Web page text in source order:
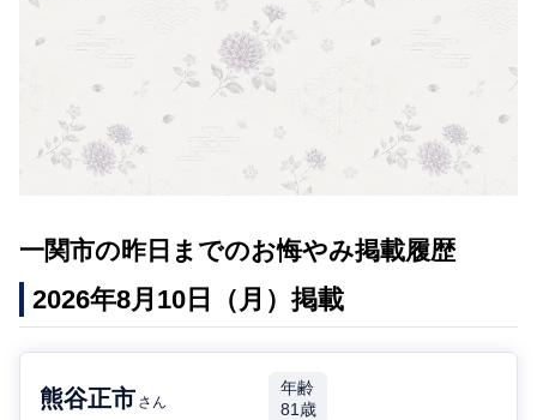
一関市の昨日までのお悔やみ掲載履歴
2026年8月10日（月）掲載
熊谷正市 さん
年齢
81歳